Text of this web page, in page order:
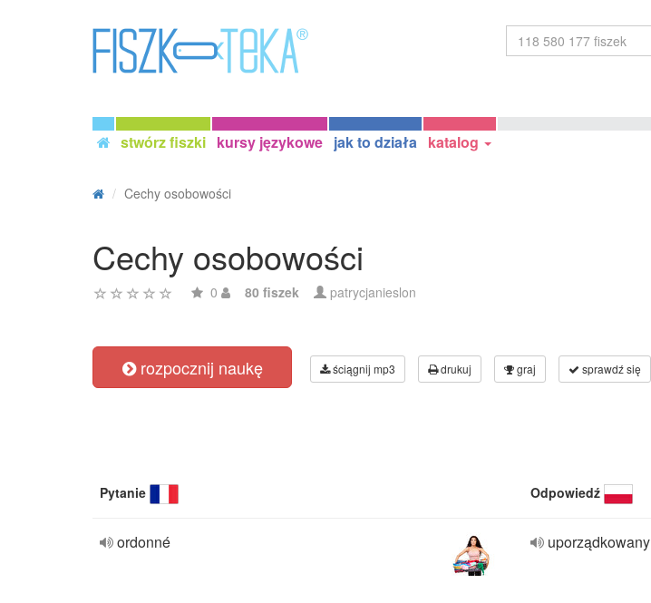
stwórz fiszki kursy językowe jak to działa katalog
Cechy osobowości
Cechy osobowości
0 80 fiszek patrycjanieslon
rozpocznij naukę ściągnij mp3 drukuj graj sprawdź się
Pytanie Odpowiedź
ordonné uporządkowany